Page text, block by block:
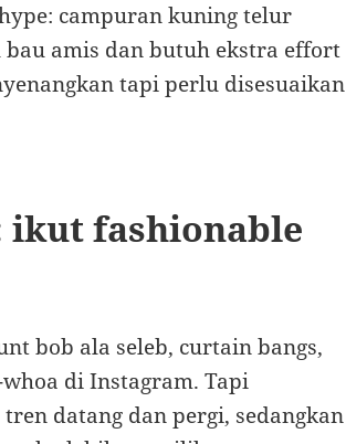
campuran kuning telur
amis dan butuh ekstra effort
tapi perlu disesuaikan
ikut fashionable
bob ala seleb, curtain bangs,
di Instagram. Tapi
datang dan pergi, sedangkan